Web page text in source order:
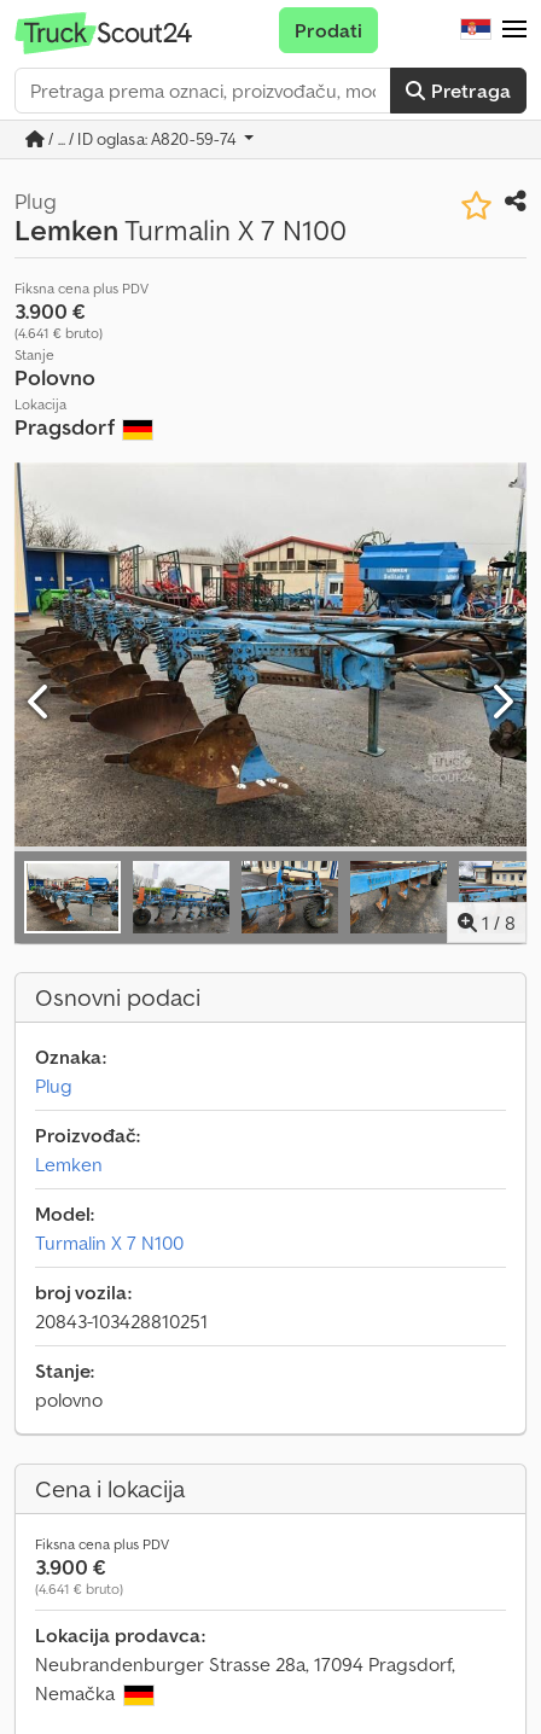
Pretraga
Prodati
/ ... / ID oglasa: A820-59-74
Plug
LemkenTurmalin X 7 N100
Fiksna cena plus PDV
3.900 €
(4.641 € bruto)
Stanje
Polovno
Lokacija
Pragsdorf
1 / 8
Osnovni podaci
Oznaka:
Plug
Proizvođač:
Lemken
Model:
Turmalin X 7 N100
broj vozila:
20843-103428810251
Stanje:
polovno
Cena i lokacija
Fiksna cena plus PDV
3.900 €
(4.641 € bruto)
Lokacija prodavca:
Neubrandenburger Strasse 28a, 17094 Pragsdorf,
Nemačka